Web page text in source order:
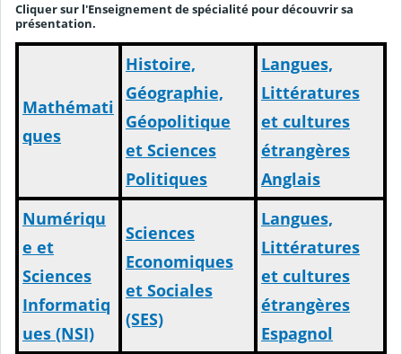
Cliquer sur l'Enseignement de spécialité pour découvrir sa
présentation.
Mathémati
ques
Histoire,
Géographie,
Géopolitique
et Sciences
Politiques
Langues,
Littératures
et cultures
étrangères
Anglais
Numériqu
e et
Sciences
Informatiq
ues (NSI)
Sciences
Economiques
et Sociales
(SES)
Langues,
Littératures
et cultures
étrangères
Espagnol